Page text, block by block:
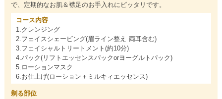
で、定期的なお肌＆襟足のお手入れにピッタリです。
コース内容
1.クレンジング
2.フェイスシェービング(眉ライン整え 両耳含む)
3.フェイシャルトリートメント(約10分)
4.パック(リフトエッセンスパックorヨーグルトパック)
5.ローションマスク
6.お仕上げ(ローション＋ミルキィエッセンス)
剃る部位